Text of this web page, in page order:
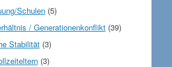
Schulen(5)
/ Generationenkonflikt(39)
Stabilität(3)
(3)